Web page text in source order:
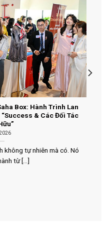
Box: Hành Trình Lan
“Success & Các Đối Tác
không tự nhiên mà có. Nó
từ [...]